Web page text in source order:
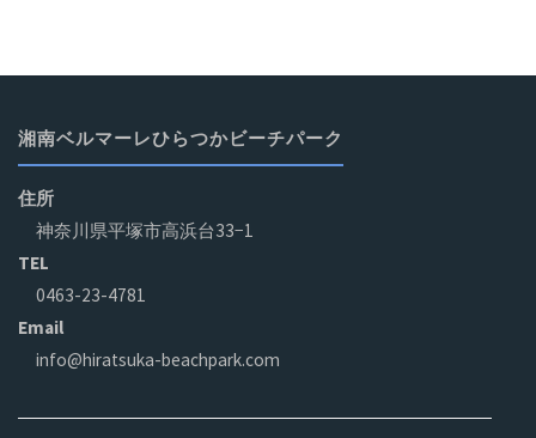
湘南ベルマーレひらつかビーチパーク
住所
神奈川県平塚市高浜台33−1
TEL
0463-23-4781
Email
info@hiratsuka-beachpark.com